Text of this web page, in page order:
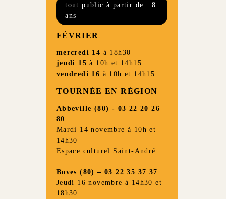
tout public à partir de : 8
ans
FÉVRIER
mercredi 14 à 18h30
jeudi 15 à 10h et 14h15
vendredi 16 à 10h et 14h15
TOURNÉE EN RÉGION
Abbeville (80) - 03 22 20 26
80
Mardi 14 novembre à 10h et
14h30
Espace culturel Saint-André
Boves (80) – 03 22 35 37 37
Jeudi 16 novembre à 14h30 et
18h30